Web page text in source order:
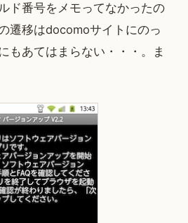
ド番号をメモってなかったの
遷移はdocomoサイトにのっ
もあてはまらない・・・。ま